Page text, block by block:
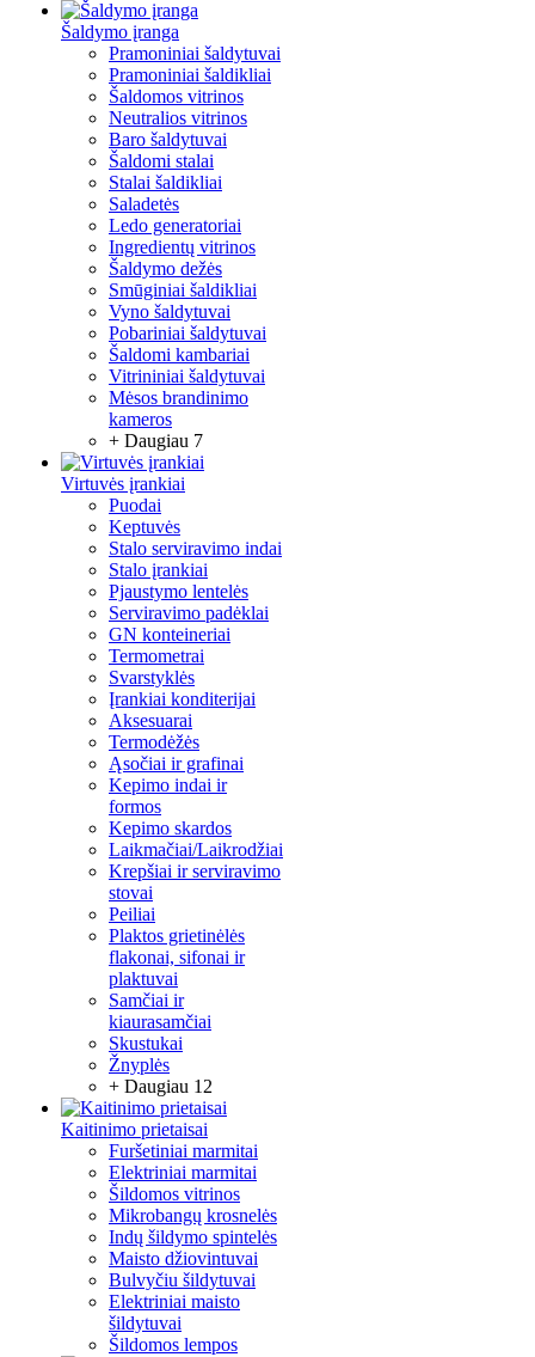
Šaldymo įranga
Pramoniniai šaldytuvai
Pramoniniai šaldikliai
Šaldomos vitrinos
Neutralios vitrinos
Baro šaldytuvai
Šaldomi stalai
Stalai šaldikliai
Saladetės
Ledo generatoriai
Ingredientų vitrinos
Šaldymo dežės
Smūginiai šaldikliai
Vyno šaldytuvai
Pobariniai šaldytuvai
Šaldomi kambariai
Vitrininiai šaldytuvai
Mėsos brandinimo
kameros
+ Daugiau 7
Virtuvės įrankiai
Puodai
Keptuvės
Stalo serviravimo indai
Stalo įrankiai
Pjaustymo lentelės
Serviravimo padėklai
GN konteineriai
Termometrai
Svarstyklės
Įrankiai konditerijai
Aksesuarai
Termodėžės
Ąsočiai ir grafinai
Kepimo indai ir
formos
Kepimo skardos
Laikmačiai/Laikrodžiai
Krepšiai ir serviravimo
stovai
Peiliai
Plaktos grietinėlės
flakonai, sifonai ir
plaktuvai
Samčiai ir
kiaurasamčiai
Skustukai
Žnyplės
+ Daugiau 12
Kaitinimo prietaisai
Furšetiniai marmitai
Elektriniai marmitai
Šildomos vitrinos
Mikrobangų krosnelės
Indų šildymo spintelės
Maisto džiovintuvai
Bulvyčiu šildytuvai
Elektriniai maisto
šildytuvai
Šildomos lempos